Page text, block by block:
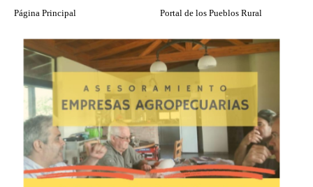
Página Principal Portal de los Pueblos Rural